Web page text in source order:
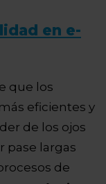
en e-
que los
eficientes y
de los ojos
pase largas
de